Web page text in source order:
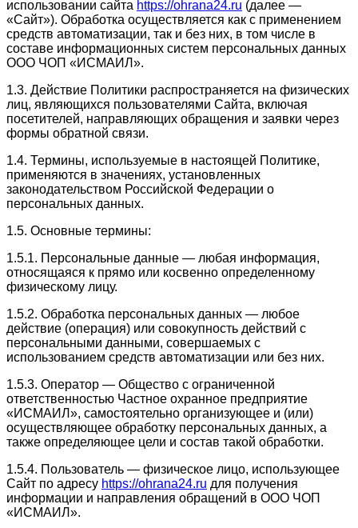
использовании сайта https://ohrana24.ru (далее —
«Сайт»). Обработка осуществляется как с применением
средств автоматизации, так и без них, в том числе в
составе информационных систем персональных данных
ООО ЧОП «ИСМАИЛ».
1.3. Действие Политики распространяется на физических
лиц, являющихся пользователями Сайта, включая
посетителей, направляющих обращения и заявки через
формы обратной связи.
1.4. Термины, используемые в настоящей Политике,
применяются в значениях, установленных
законодательством Российской Федерации о
персональных данных.
1.5. Основные термины:
1.5.1. Персональные данные — любая информация,
относящаяся к прямо или косвенно определенному
физическому лицу.
1.5.2. Обработка персональных данных — любое
действие (операция) или совокупность действий с
персональными данными, совершаемых с
использованием средств автоматизации или без них.
1.5.3. Оператор — Общество с ограниченной
ответственностью Частное охранное предприятие
«ИСМАИЛ», самостоятельно организующее и (или)
осуществляющее обработку персональных данных, а
также определяющее цели и состав такой обработки.
1.5.4. Пользователь — физическое лицо, использующее
Сайт по адресу https://ohrana24.ru для получения
информации и направления обращений в ООО ЧОП
«ИСМАИЛ».